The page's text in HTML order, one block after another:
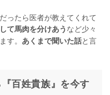
ったら医者が教えてくれて
て馬肉を分けあうなど少々
す。 あくまで聞いた話と言
百姓貴族』を今す